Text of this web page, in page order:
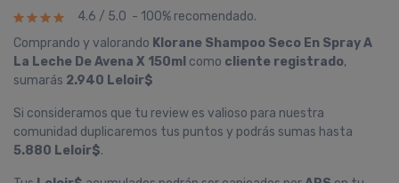
4.6 / 5.0 - 100% recomendado.
Comprando y valorando Klorane Shampoo Seco En Spray A
La Leche De Avena X 150ml como cliente registrado,
sumarás 2.940 Leloir$
Si consideramos que tu review es valioso para nuestra
comunidad duplicaremos tus puntos y podrás sumas hasta
5.880 Leloir$.